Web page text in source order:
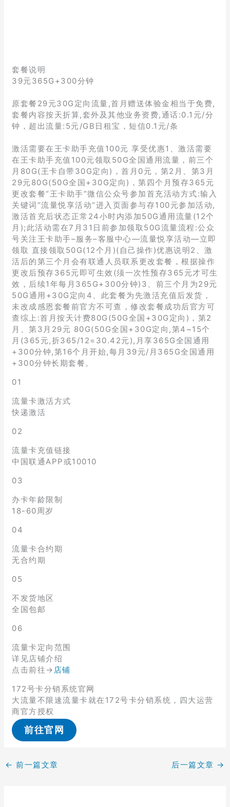
套餐说明
39元365G+300分钟
原套餐29元30G定向流量,首月赠送体验金相当于免费,
套餐内容按天折算,套外及其他业务资费,通话:0.1元/分
钟，超出流量:5元/GB日租宝，短信0.1元/条
激活需要在王卡助手充值100元 享受优惠1、激活需要
在王卡助手充值100元领取50G全国通用流量，前三个
月80G(王卡自带30G定向)，首月0元，第2月、第3月
29元80G(50G全国+30G定向)，第四个月预存365元
更改套餐“王卡助手”微信公众号参加首充活动方式:输入
关键词“流量悦享活动“进入页面参与存100元参加活动,
激活首充后状态正常24小时内添加50G通用流量(12个
月);此活动需在7月31日前参加领取50G流量流程:公众
号关注王卡助手–服务–客服中心—流量悦享活动—立即
领取 直接领取50G(12个月)(自己操作)优惠说明2、激
活后的第三个月会有联通人员联系更改套餐，根据操作
更改后预存365元即可生效(须一次性预存365元才可生
效，后续1年每月365G+300分钟)3、前三个月为29元
50G通用+30G定向4、此套餐为先激活充值后发货，
未改成感恩套餐前官方不可查，修改套餐成功后官方可
查综上:首月按天计费80G(50G全国+30G定向)，第2
月、第3月29元 80G(50G全国+30G定向,第4~15个
月(365元,折365/12=30.42元),月享365G全国通用
+300分钟,第16个月开始,每月39元/月365G全国通用
+300分钟长期套餐。
01
流量卡激活方式
快递激活
02
流量卡充值链接
中国联通APP或10010
03
办卡年龄限制
18-60周岁
04
流量卡合约期
无合约期
05
不发货地区
全国包邮
06
流量卡定向范围
详见店铺介绍
点击前往→ 店铺
172号卡分销系统官网
大流量不限速流量卡就在172号卡分销系统，四大运营
商官方授权
前往官网
← 前一篇文章 后一篇文章 →